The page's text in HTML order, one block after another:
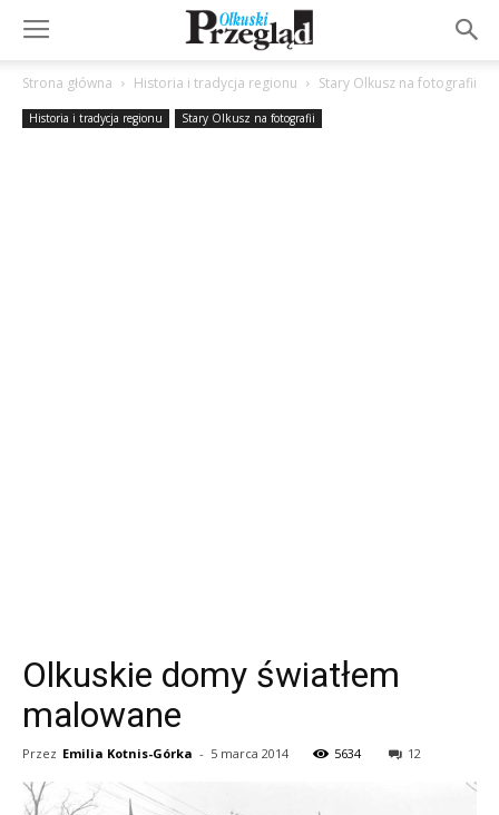
Strona główna Historia i tradycja regionu Stary Olkusz na fotografii
Historia i tradycja regionu Stary Olkusz na fotografii
Olkuskie domy światłem
malowane
Przez Emilia Kotnis-Górka - 5 marca 2014 5634 12